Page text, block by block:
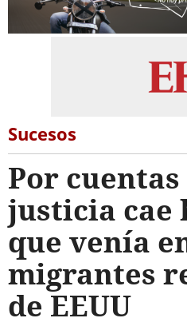
Sucesos
Por
justicia cae
que venía
migrantes
de EEUU